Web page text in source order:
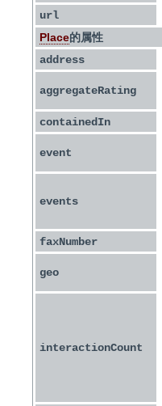
url
Place的属性
address
aggregateRating
containedIn
event
events
faxNumber
geo
interactionCount